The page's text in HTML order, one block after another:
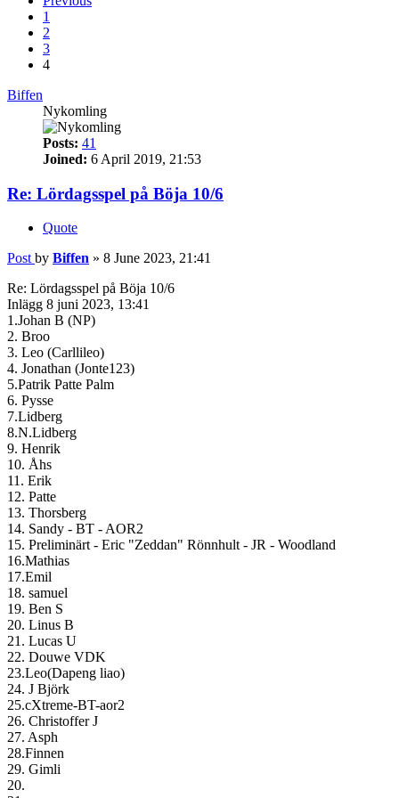
1
2
3
4
Biffen
Nykomling
Posts: 41
Joined: 6 April 2019, 21:53
Re: Lördagsspel på Böja 10/6
Quote
Post by Biffen » 8 June 2023, 21:41
Re: Lördagsspel på Böja 10/6
Inlägg 8 juni 2023, 13:41
1.Johan B (NP)
2. Broo
3. Leo (Carllileo)
4. Jonathan (Jonte123)
5.Patrik Patte Palm
6. Pysse
7.Lidberg
8.N.Lidberg
9. Henrik
10. Åhs
11. Erik
12. Patte
13. Thorsberg
14. Sandy - BT - AOR2
15. Preliminärt - Eric "Zeddan" Rönnhult - JR - Woodland
16.Mathias
17.Emil
18. samuel
19. Ben S
20. Linus B
21. Lucas U
22. Douwe VDK
23.Leo(Dapeng liao)
24. J Björk
25.cXtreme-BT-aor2
26. Christoffer J
27. Asph
28.Finnen
29. Gimli
20.